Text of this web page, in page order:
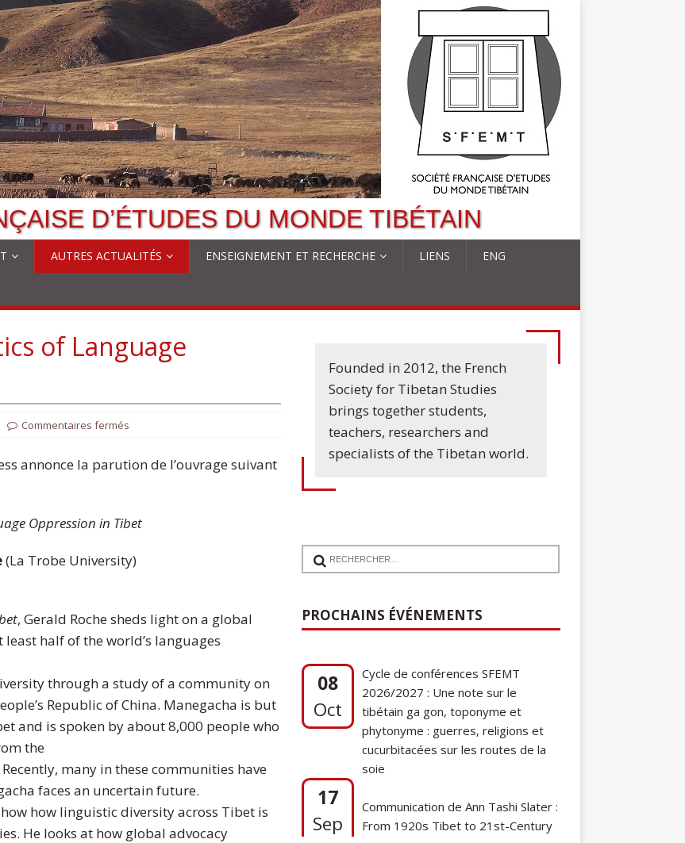
D’ÉTUDES DU MONDE TIBÉTAIN
AUTRES ACTUALITÉS ENSEIGNEMENT ET RECHERCHE LIENS ENG
of Language
Commentaires fermés
annonce la parution de l’ouvrage suivant
Oppression in Tibet
(La Trobe University)
, Gerald Roche sheds light on a global
half of the world’s languages
through a study of a community on
Republic of China. Manegacha is but
and is spoken by about 8,000 people who
the
many in these communities have
faces an uncertain future.
how linguistic diversity across Tibet is
He looks at how global advocacy
Founded in 2012, the French
Society for Tibetan Studies
brings together students,
teachers, researchers and
specialists of the Tibetan world.
PROCHAINS ÉVÉNEMENTS
08
Oct
2026/2027 : Une note sur le
tibétain ga gon, toponyme et
phytonyme : guerres, religions et
cucurbitacées sur les routes de la
soie
17
Sep
From 1920s Tibet to 21st-Century
Darjeeling: A Tibetan Family History